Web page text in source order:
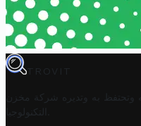
TROVIT
وتحتفظ به وتديره
شركة مخزن
التكنولوجيا